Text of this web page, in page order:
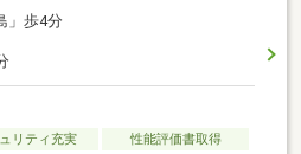
」歩4分
リティ充実
性能評価書取得